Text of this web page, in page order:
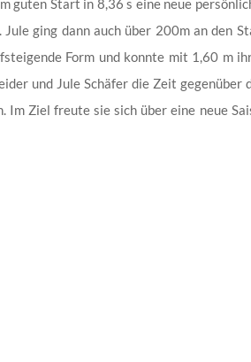
guten Start in 8,36 s eine neue
ging dann auch über 200m an den
Form und konnte mit 1,60 m
und Jule Schäfer die Zeit
Im Ziel freute sie sich über eine neue